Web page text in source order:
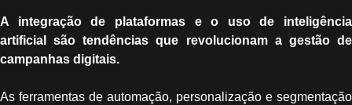
A integração de plataformas e o uso de inteligência
artificial são tendências que revolucionam a gestão de
campanhas digitais.
As ferramentas de automação, personalização e segmentação